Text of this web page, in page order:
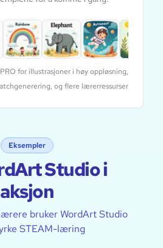
for illustrasjoner i høy oppløsning,
og flere lærerressurser
Eksempler
Studio i
aksjon
bruker WordArt Studio
STEAM-læring